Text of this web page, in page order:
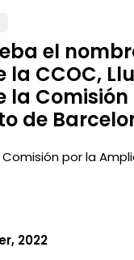
el
la CCOC,
la
de
por la
2022